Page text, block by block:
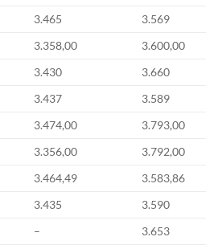
3.465
3.569
3.358,00
3.600,00
3.430
3.660
3.437
3.589
3.474,00
3.793,00
3.356,00
3.792,00
3.464,49
3.583,86
3.435
3.590
–
3.653